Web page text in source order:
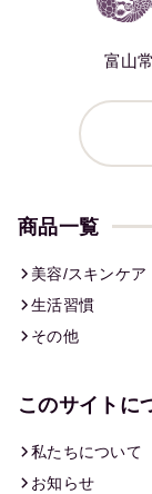
富山
商品一覧
美容/スキンケア
生活習慣
その他
このサイトに
私たちについて
お知らせ